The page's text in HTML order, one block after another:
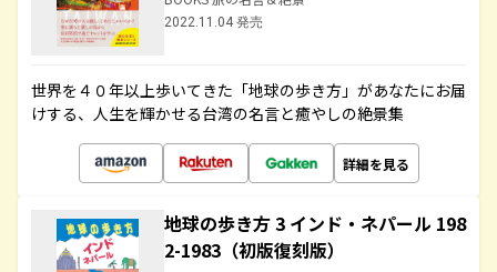
2022.11.04 発売
世界を４０年以上歩いてきた「地球の歩き方」があなたにお届
けする、人生を輝かせる台湾の名言と癒やしの絶景集
詳細を見る
地球の歩き方 3 インド・ネパール 198
2-1983（初版復刻版）